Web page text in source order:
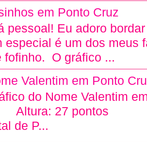
em Ponto Cruz
pessoal! Eu adoro
especial é um dos meus
fofinho. O gráfico ...
Valentim em Ponto
do Nome Valentim
27 pontos
de P...